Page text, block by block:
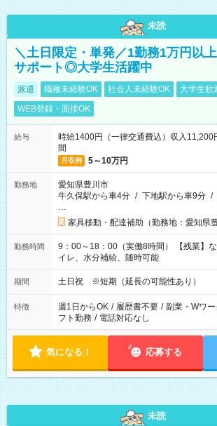
未読
＼土日限定・単発／1勤務1万円以
サポート◎大学生活躍中
派遣 職種未経験OK 社会人未経験OK 大学生歓
WEB登録・面接OK
給与
時給1400円（一律交通費込）収入
間
月収例 5～10万円
勤務地
愛知県豊川市
牛久保駅から車4分 / 下地駅から車9分 /
…
家具移動・配達補助（勤務地：愛知県
勤務時間
9：00～18：00（実働8時間） 【残業】なし 【休憩】60分 ・ト
イレ、水分補給、随時可能
期間 土日祝 ※短期（延長の可能性あり）
特徴 週1日からOK / 履歴書不要 / 副業・Wワ
フト勤務 / 電話対応なし
気になる！ 応募する
未読